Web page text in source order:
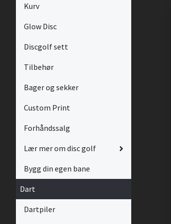
Kurv
Glow Disc
Discgolf sett
Tilbehør
Bager og sekker
Custom Print
Forhåndssalg
Lær mer om disc golf
Bygg din egen bane
Dart
Dartpiler